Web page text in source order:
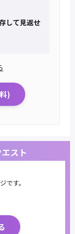
して見返せ
)
スト
です。